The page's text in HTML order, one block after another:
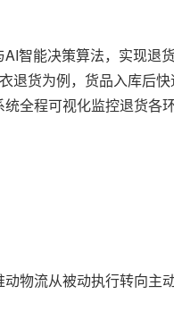
智能决策算法，实现
货为例，货品入库后
全程可视化监控退货
物流从被动执行转向主动